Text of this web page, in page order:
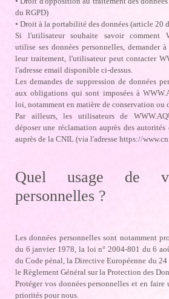
du RGPD)
• Droit à la portabilité des données (article 20
Si l'utilisateur souhaite savoir comment
utilise ses données personnelles, demander
leur traitement, l'utilisateur peut contacter
l'adresse email disponible ci-dessus.
Les demandes de suppression de données
aux obligations qui sont imposées à
loi, notamment en matière de conservation ou
Par ailleurs, les utilisateurs de
déposer une réclamation auprès des
auprès de la CNIL (via l'adresse https://
Quel usage de
personnelles ?
Les données personnelles sont notamment
du 6 janvier 1978, la loi n° 2004-801 du 6
du Code pénal, la Directive Européenne du
le Règlement Général sur la Protection des
Protéger vos données personnelles et en faire
priorités pour nous.